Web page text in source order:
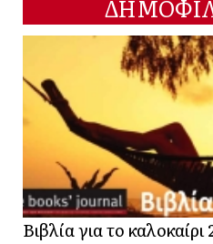
Βιβλία για το καλοκαίρι